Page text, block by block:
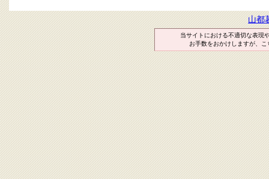
山都
当サイトにおける不適切な表現
お手数をおかけしますが、こ